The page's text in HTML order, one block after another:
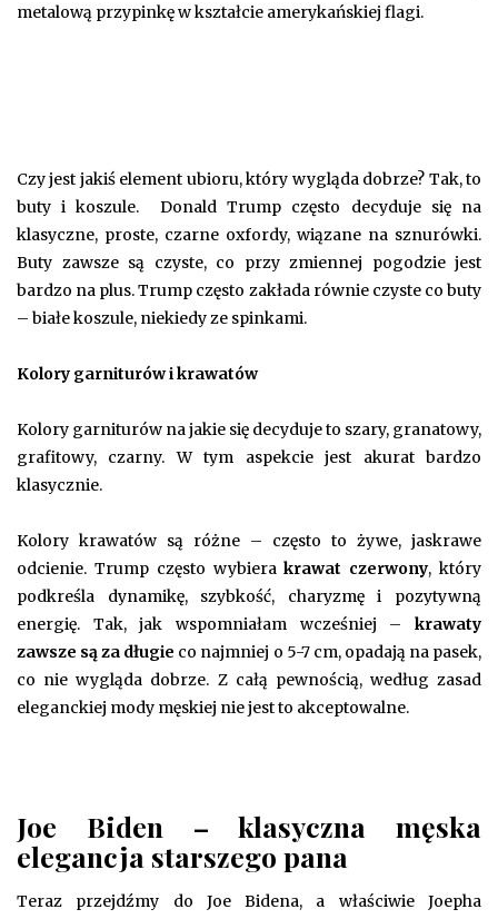
metalową przypinkę w kształcie amerykańskiej flagi.
Czy jest jakiś element ubioru, który wygląda dobrze? Tak, to
buty i koszule. Donald Trump często decyduje się na
klasyczne, proste, czarne oxfordy, wiązane na sznurówki.
Buty zawsze są czyste, co przy zmiennej pogodzie jest
bardzo na plus. Trump często zakłada równie czyste co buty
– białe koszule, niekiedy ze spinkami.
Kolory garniturów i krawatów
Kolory garniturów na jakie się decyduje to szary, granatowy,
grafitowy, czarny. W tym aspekcie jest akurat bardzo
klasycznie.
Kolory krawatów są różne – często to żywe, jaskrawe
odcienie. Trump często wybierakrawat czerwony, który
podkreśla dynamikę, szybkość, charyzmę i pozytywną
energię. Tak, jak wspomniałam wcześniej – krawaty
zawsze są za długie co najmniej o 5-7 cm, opadają na pasek,
co nie wygląda dobrze. Z całą pewnością, według zasad
eleganckiej mody męskiej nie jest to akceptowalne.
Joe Biden – klasyczna męska
elegancja starszego pana
Teraz przejdźmy do Joe Bidena, a właściwie Joepha